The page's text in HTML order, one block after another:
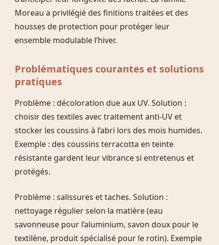
Moreau a privilégié des finitions traitées et des
housses de protection pour protéger leur
ensemble modulable l’hiver.
Problématiques courantes et solutions
pratiques
Problème : décoloration due aux UV. Solution :
choisir des textiles avec traitement anti-UV et
stocker les coussins à l’abri lors des mois humides.
Exemple : des coussins terracotta en teinte
résistante gardent leur vibrance si entretenus et
protégés.
Problème : salissures et taches. Solution :
nettoyage régulier selon la matière (eau
savonneuse pour l’aluminium, savon doux pour le
textilène, produit spécialisé pour le rotin). Exemple